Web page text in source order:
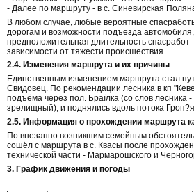
- Далее по маршруту - в с. Синевирская
В любом случае, любые вероятные
дорогам и возможности подъезда
предположительная длительность спасработ
зависимости от тяжести происшествия.
2.4. Изменения маршрута и их причины.
Единственным изменением маршрута стал
Свидовец. По рекомендации лесника в кп
подъёма через пол. Браїлка (со слов лесника
зрелищный), и поднялись вдоль потока
2.5. Информация о прохождении маршрута
По внезапно возникшим семейным
сошёл с маршрута в с. Квасы после
технической части - Мармарошского и
3. График движения и погоды